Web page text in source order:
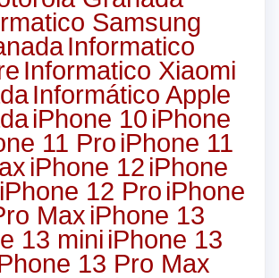
Samsung
Informatico
Informatico Xiaomi
Informático Apple
iPhone 10 iPhone
11 Pro iPhone 11
iPhone 12 iPhone
iPhone 12 Pro iPhone
Max iPhone 13
13 mini iPhone 13
13 Pro Max